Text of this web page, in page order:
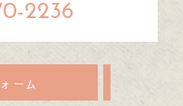
2236
ーム